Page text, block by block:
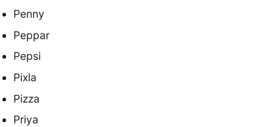
Penny
Peppar
Pepsi
Pixla
Pizza
Priya